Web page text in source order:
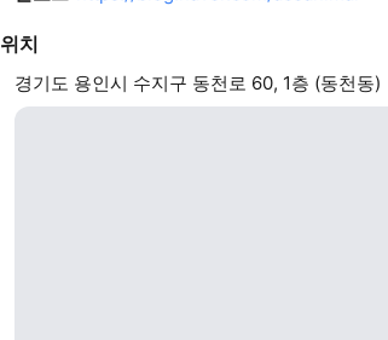
위치
경기도 용인시 수지구 동천로 60, 1층 (동천동)